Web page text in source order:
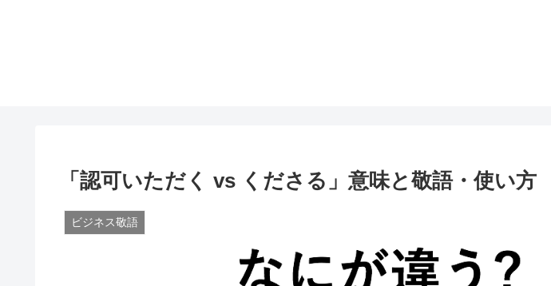
「認可いただく vs くださる」意味と敬語・使い方
ビジネス敬語